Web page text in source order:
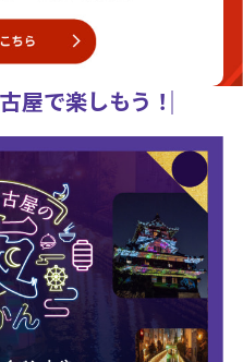
屋で楽しもう！